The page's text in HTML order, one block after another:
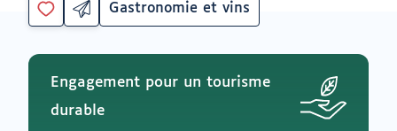
Vous
être
pour
ajouter
Partager
par
ouvrir
un
de
Catégorie
Gastronomie et vins
Engagement pour un tourisme
durable